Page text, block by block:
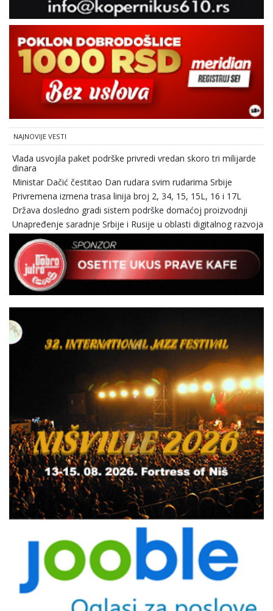
NAJNOVIJE VESTI
Vlada usvojila paket podrške privredi vredan skoro tri milijarde
dinara
Ministar Dačić čestitao Dan rudara svim rudarima Srbije
Privremena izmena trasa linija broj 2, 34, 15, 15L, 16 i 17L
Država dosledno gradi sistem podrške domaćoj proizvodnji
Unapređenje saradnje Srbije i Rusije u oblasti digitalnog razvoja